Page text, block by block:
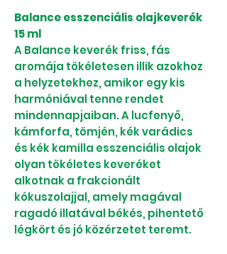
Balance esszenciális olajkeverék
15 ml
A Balance keverék friss, fás
aromája tökéletesen illik azokhoz
a helyzetekhez, amikor egy kis
harmóniával tenne rendet
mindennapjaiban. A lucfenyő,
kámforfa, tömjén, kék varádics
és kék kamilla esszenciális olajok
olyan tökéletes keveréket
alkotnak a frakcionált
kókuszolajjal, amely magával
ragadó illatával békés, pihentető
légkört és jó közérzetet teremt.